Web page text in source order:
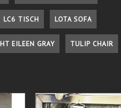
LC6 TISCH LOTA SOFA
EILEEN GRAY TULIP CHAIR